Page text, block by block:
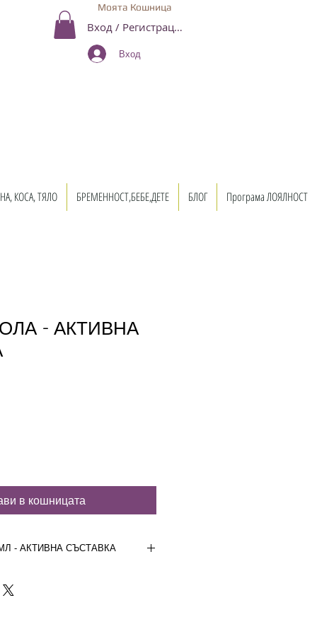
Моята Кошница
Вход / Регистрация
Вход
КОСА, ТЯЛО БРЕМЕННОСТ,БЕБЕ,ДЕТЕ БЛОГ Програма ЛОЯЛНОСТ
- АКТИВНА
в кошницата
- АКТИВНА СЪСТАВКА
: